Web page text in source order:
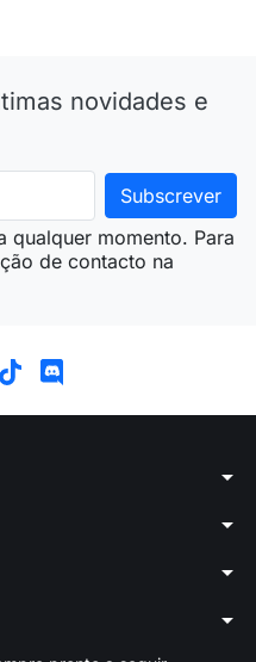
novidades e
qualquer momento. Para
de contacto na
arrow_drop_down
arrow_drop_down
arrow_drop_down
arrow_drop_down